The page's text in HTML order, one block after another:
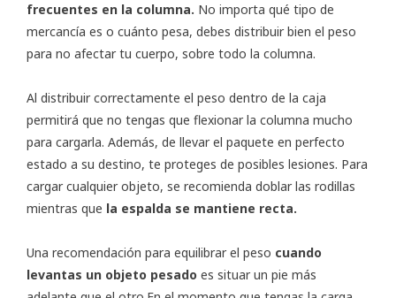
frecuentes en la columna. No importa qué tipo de
mercancía es o cuánto pesa, debes distribuir bien el peso
para no afectar tu cuerpo, sobre todo la columna.
Al distribuir correctamente el peso dentro de la caja
permitirá que no tengas que flexionar la columna mucho
para cargarla. Además, de llevar el paquete en perfecto
estado a su destino, te proteges de posibles lesiones. Para
cargar cualquier objeto, se recomienda doblar las rodillas
mientras que la espalda se mantiene recta.
Una recomendación para equilibrar el peso cuando
levantas un objeto pesado es situar un pie más